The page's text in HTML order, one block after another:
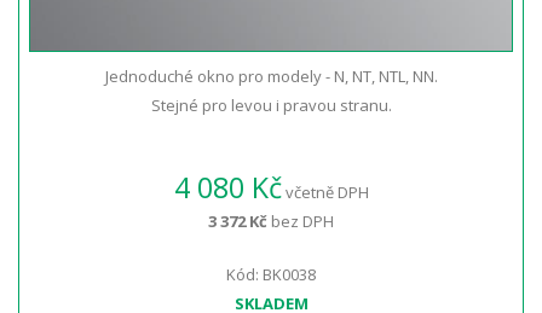
Jednoduché okno pro modely - N, NT, NTL, NN.
Stejné pro levou i pravou stranu.
4 080 Kčvčetně DPH
3 372 Kč bez DPH
Kód: BK0038
SKLADEM